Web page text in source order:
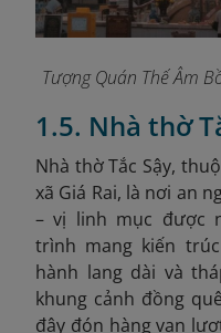
Tượng Quán Thế Âm
1.5. Nhà thờ
Nhà thờ Tắc Sậy,
xã Giá Rai, là nơi an
– vị linh mục được
trình mang kiến
hành lang dài và
khung cảnh đồng
đây đón hàng vạn